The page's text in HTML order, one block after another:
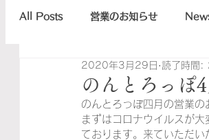
All Posts 営業のお知らせ
店主のひとくちエッセイ イベ
ｼｪﾘｰ,ｸﾞﾗｯﾊﾟ,ｳｨｽｷｰなど la
のんとろっぽ
2020年3月29日 読了時間:
のんとろっぽ四月の営業の
まずはコロナウイルスが
ております。来ていただ